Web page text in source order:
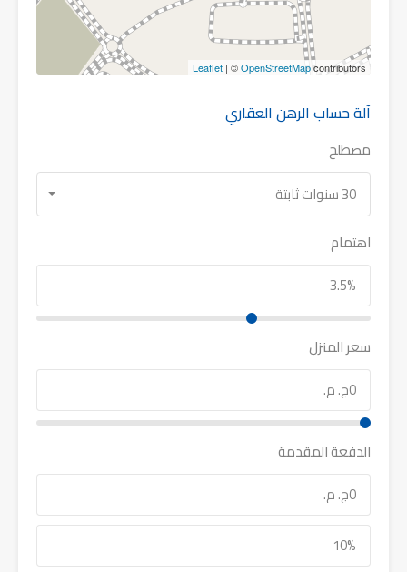
Leaflet | ©OpenStreetMapcontributors
آلة حساب الرهن العقاري
مصطلح
30 سنوات ثابتة
اهتمام
سعر المنزل
الدفعة المقدمة